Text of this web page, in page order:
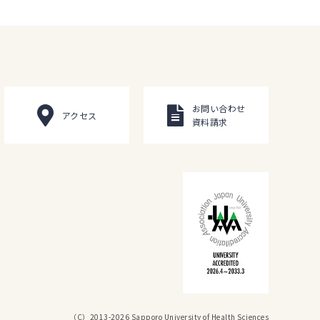
アクセス
お問い合わせ
資料請求
（C）2013-2026 Sapporo University of Health Sciences